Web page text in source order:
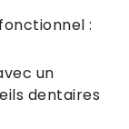
:
un
dentaires